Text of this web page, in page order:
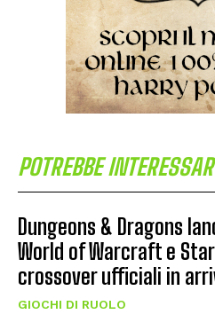
POTREBBE
Dungeons & Dragons
World of Warcraft e
crossover ufficiali in
GIOCHI DI RUOLO